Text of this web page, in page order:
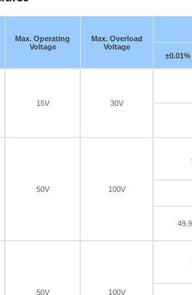
Max. Operating
Voltage
Max. Overload
Voltage
±0.01%
15V 30V
50V 100V
50V 100V